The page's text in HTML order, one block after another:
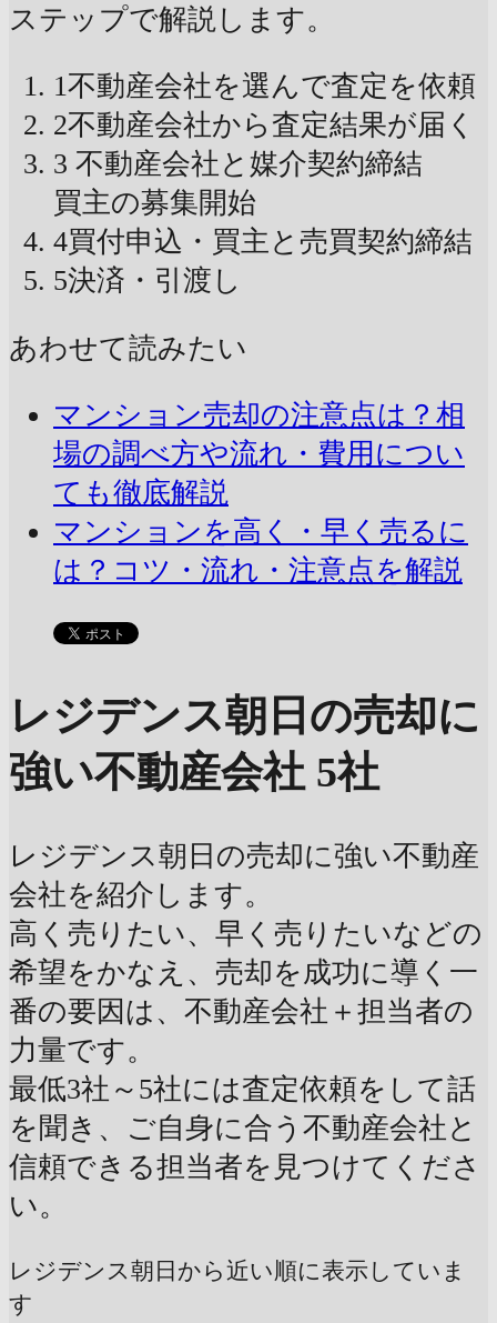
ステップで解説します。
1不動産会社を選んで査定を依頼
2不動産会社から査定結果が届く
3 不動産会社と媒介契約締結
買主の募集開始
4買付申込・買主と売買契約締結
5決済・引渡し
あわせて読みたい
マンション売却の注意点は？相
場の調べ方や流れ・費用につい
ても徹底解説
マンションを高く・早く売るに
は？コツ・流れ・注意点を解説
レジデンス朝日の売却に
強い不動産会社 5社
レジデンス朝日の売却に強い不動産
会社を紹介します。
高く売りたい、早く売りたいなどの
希望をかなえ、売却を成功に導く一
番の要因は、不動産会社＋担当者の
力量です。
最低3社～5社には査定依頼をして話
を聞き、ご自身に合う不動産会社と
信頼できる担当者を見つけてくださ
い。
レジデンス朝日から近い順に表示していま
す